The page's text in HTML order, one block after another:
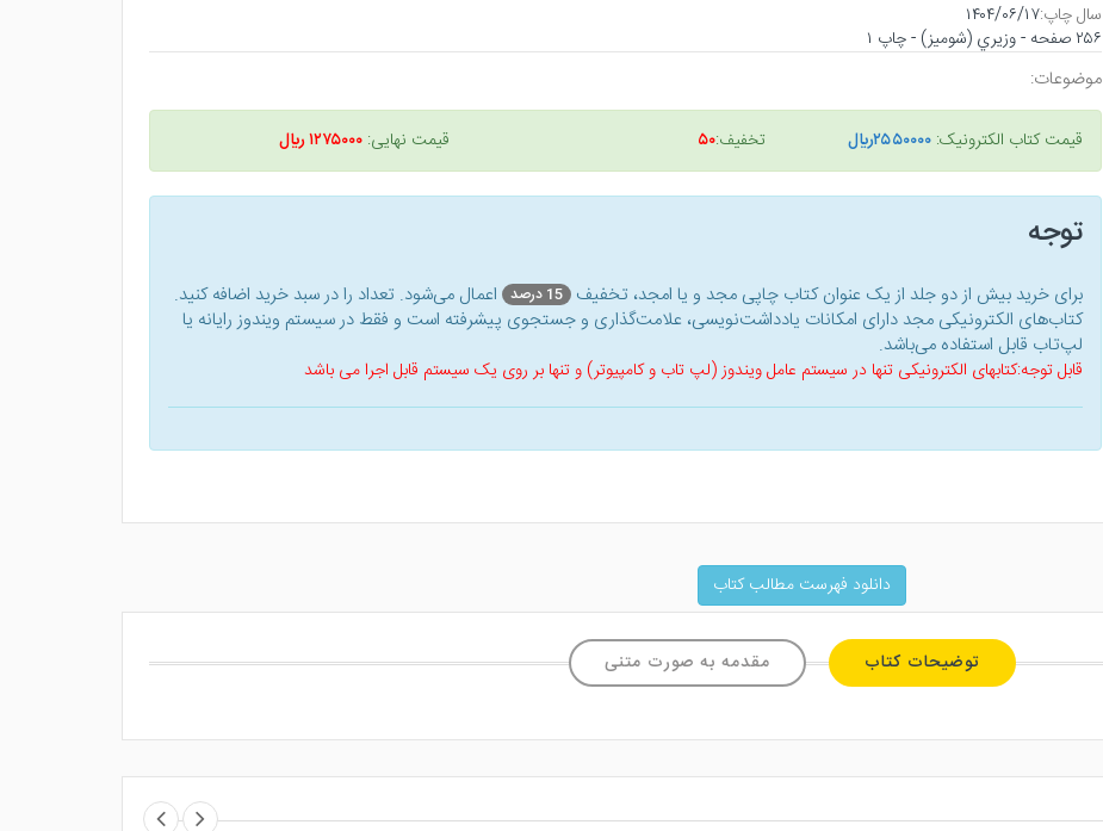
سال چاپ:۱۴۰۴/۰۶/۱۷
۲۵۶ صفحه - وزيري (شوميز) - چاپ ۱
موضوعات:
قیمت کتاب الکترونیک:۲۵۵۰۰۰۰ريال تخفیف:۵۰ قیمت نهایی:۱۲۷۵۰۰۰ ريال
توجه
برای خرید بیش از دو جلد از یک عنوان کتاب‌ چاپی مجد و یا امجد، تخفیف 15 درصد
اعمال می‌شود. تعداد را در سبد خرید اضافه کنید.
کتاب‌های الکترونیکی مجد دارای امکانات یادداشت‌نویسی، علامت‌گذاری و جستجوی پیشرفته است و فقط در سیستم ویندوز رایانه یا
لپ‌تاب قابل استفاده می‌باشد.
قابل توجه:کتابهای الکترونیکی تنها در سیستم عامل ویندوز (لپ تاب و کامپیوتر) و تنها بر روی یک سیستم قابل اجرا می باشد
دانلود فهرست مطالب کتاب
توضیحات کتاب مقدمه به صورت متنی